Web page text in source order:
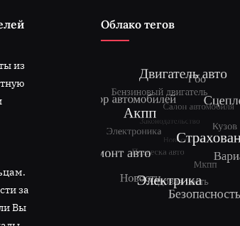
из
за
Вы
Облако тегов